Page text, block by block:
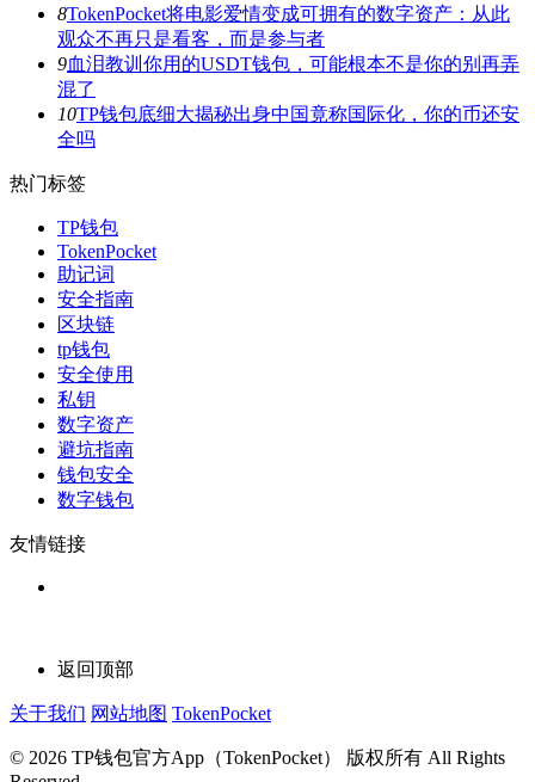
8TokenPocket将电影爱情变成可拥有的数字资产：从此
观众不再只是看客，而是参与者
9血泪教训你用的USDT钱包，可能根本不是你的别再弄
混了
10TP钱包底细大揭秘出身中国竟称国际化，你的币还安
全吗
热门标签
TP钱包
TokenPocket
助记词
安全指南
区块链
tp钱包
安全使用
私钥
数字资产
避坑指南
钱包安全
数字钱包
友情链接
返回顶部
关于我们 网站地图 TokenPocket
© 2026 TP钱包官方App（TokenPocket） 版权所有 All Rights